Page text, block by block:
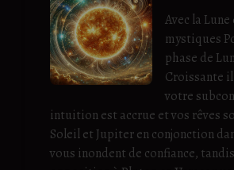
Avec la Lune
mystiques
phase de
Croissante
votre
intuition est accrue et vos rêves
Soleil et Jupiter en conjonction
vous inondent de confiance,